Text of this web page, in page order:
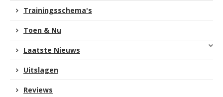
Trainingsschema's
Toen & Nu
Laatste Nieuws
Uitslagen
Reviews